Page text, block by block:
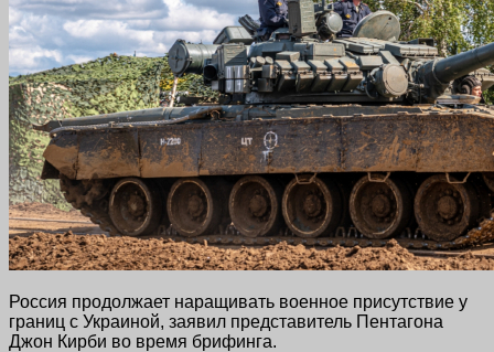
Россия продолжает наращивать военное присутствие у
границ с Украиной, заявил представитель Пентагона
Джон Кирби во время брифинга.